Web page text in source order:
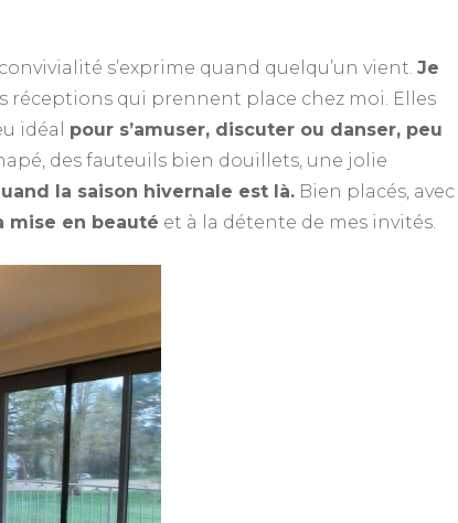
s’exprime quand quelqu’un vient. Je
réceptions qui prennent place chez moi. Elles
idéal pour s’amuser, discuter ou danser, peu
des fauteuils bien douillets, une jolie
la saison hivernale est là. Bien placés, avec
mise en beauté et à la détente de mes invités.